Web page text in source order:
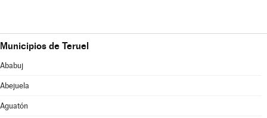
Municipios de Teruel
Ababuj
Abejuela
Aguatón